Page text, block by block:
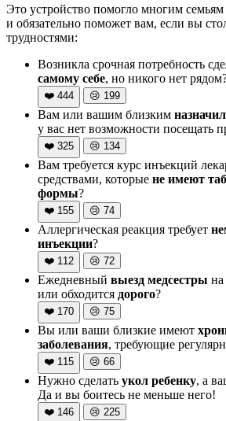
Это устройство помогло многим семьям
и обязательно поможет вам, если вы
трудностями:
Возникла срочная потребность
самому себе, но никого нет
❤️ 444 😢 199
Вам или вашим близким
у вас нет возможности посещать
❤️ 325 😢 134
Вам требуется курс инъекций
средствами, которые не имеют
формы?
❤️ 155 😢 74
Аллергическая реакция требует
инъекции?
❤️ 112 😢 72
Ежедневный выезд медсестры
или обходится дорого?
❤️ 170 😢 75
Вы или ваши близкие имеют
заболевания, требующие
❤️ 115 😢 66
Нужно сделать укол ребенку, а
Да и вы боитесь не меньше него!
❤️ 146 😢 225